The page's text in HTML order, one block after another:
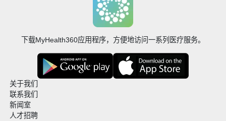
下载MyHealth360应用程序，方便地访问一系列医疗服务。
关于我们
联系我们
新闻室
人才招聘